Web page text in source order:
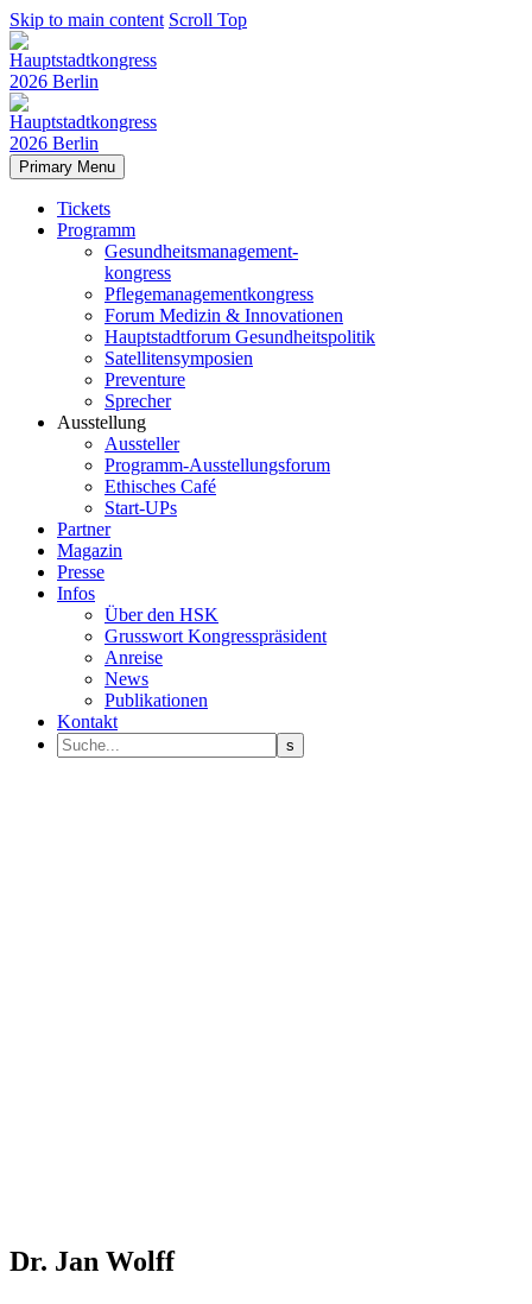
Skip to main content Scroll Top
Primary Menu
Tickets
Programm
Gesundheitsmanagement-
kongress
Pflegemanagementkongress
Forum Medizin & Innovationen
Hauptstadtforum Gesundheitspolitik
Satellitensymposien
Preventure
Sprecher
Ausstellung
Aussteller
Programm-Ausstellungsforum
Ethisches Café
Start-UPs
Partner
Magazin
Presse
Infos
Über den HSK
Grusswort Kongresspräsident
Anreise
News
Publikationen
Kontakt
Dr. Jan Wolff